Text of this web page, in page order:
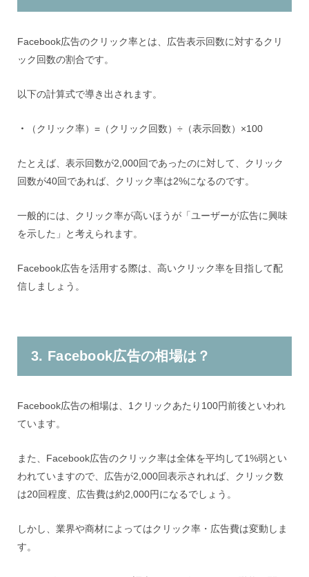
Facebook広告のクリック率とは、広告表示回数に対するクリ
ック回数の割合です。
以下の計算式で導き出されます。
・ （クリック率）=（クリック回数）÷（表示回数）×100
たとえば、表示回数が2,000回であったのに対して、クリック
回数が40回であれば、クリック率は2%になるのです。
一般的には、クリック率が高いほうが「ユーザーが広告に興味
を示した」と考えられます。
Facebook広告を活用する際は、高いクリック率を目指して配
信しましょう。
3. Facebook広告の相場は？
Facebook広告の相場は、1クリックあたり100円前後といわれ
ています。
また、Facebook広告のクリック率は全体を平均して1%弱とい
われていますので、広告が2,000回表示されれば、クリック数
は20回程度、広告費は約2,000円になるでしょう。
しかし、業界や商材によってはクリック率・広告費は変動しま
す。